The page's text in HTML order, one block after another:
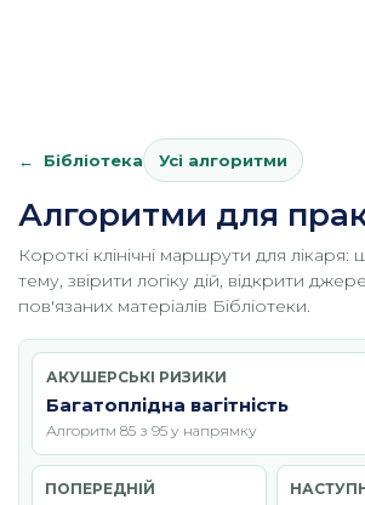
Бібліотека Усі алгоритми
Алгоритми для
Короткі клінічні маршрути для
тему, звірити логіку дій, відкрити
пов'язаних матеріалів Бібліотеки.
ПОПЕРЕДНІЙ
АКУШЕРСЬКІ РИЗИКИ
Багатоплідна вагітність
Алгоритм 85 з 95 у напрямку